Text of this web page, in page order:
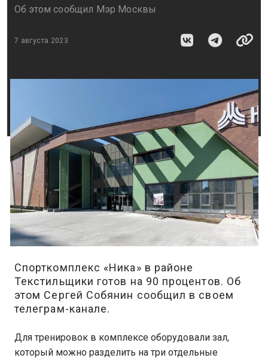
Об этом сообщил Мэр Москвы
7 августа 2023
Спорткомплекс «Ника» в районе
Текстильщики готов на 90 процентов. Об
этом Сергей Собянин сообщил в своем
телеграм-канале.
Для тренировок в комплексе оборудовали зал,
который можно разделить на три отдельные